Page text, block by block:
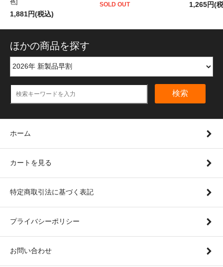
色]
1,881円(税込)
SOLD OUT
1,265円(
ほかの商品を探す
検索
ホーム
カートを見る
特定商取引法に基づく表記
プライバシーポリシー
お問い合わせ